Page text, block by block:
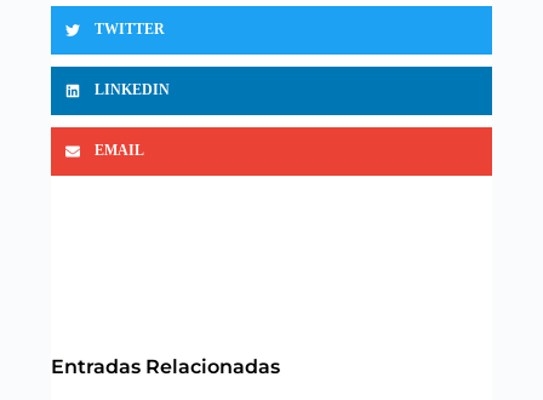
TWITTER
LINKEDIN
EMAIL
Entradas Relacionadas